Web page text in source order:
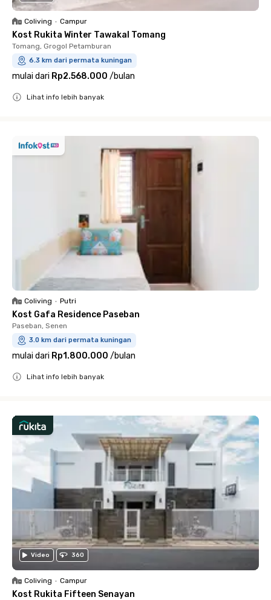
Coliving • Campur
Kost Rukita Winter Tawakal Tomang
Tomang, Grogol Petamburan
6.3 km dari permata kuningan
mulai dari Rp2.568.000 /bulan
Lihat info lebih banyak
Coliving • Putri
Kost Gafa Residence Paseban
Paseban, Senen
3.0 km dari permata kuningan
mulai dari Rp1.800.000 /bulan
Lihat info lebih banyak
Video 360
Coliving • Campur
Kost Rukita Fifteen Senayan